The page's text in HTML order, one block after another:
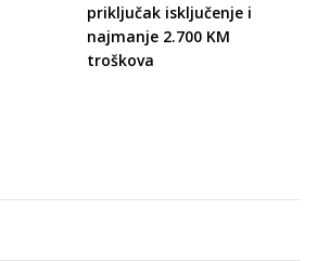
priključak isključenje i
najmanje 2.700 KM
troškova